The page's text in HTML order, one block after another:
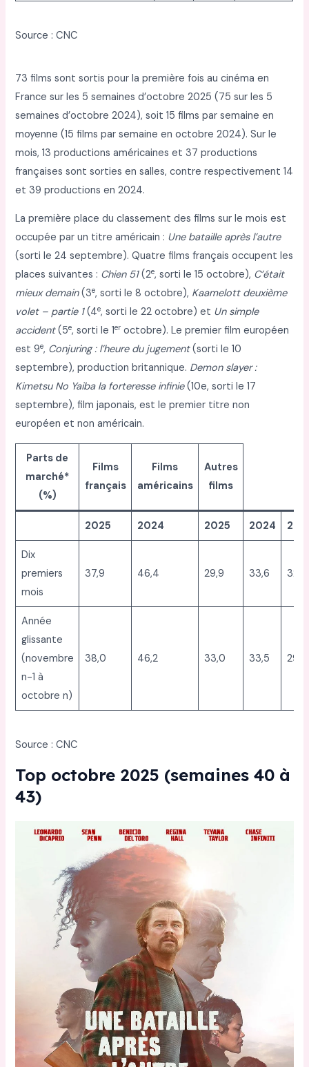
Source : CNC
73 films sont sortis pour la première fois au cinéma en
France sur les 5 semaines d’octobre 2025 (75 sur les 5
semaines d’octobre 2024), soit 15 films par semaine en
moyenne (15 films par semaine en octobre 2024). Sur le
mois, 13 productions américaines et 37 productions
françaises sont sorties en salles, contre respectivement 14
et 39 productions en 2024.
La première place du classement des films sur le mois est
occupée par un titre américain : Une bataille après l’autre
(sorti le 24 septembre). Quatre films français occupent les
places suivantes : Chien 51(2e, sorti le 15 octobre), C’était
mieux demain(3e, sorti le 8 octobre), Kaamelott deuxième
volet – partie 1(4e, sorti le 22 octobre) et Un simple
accident(5e, sorti le 1er octobre). Le premier film européen
est 9e, Conjuring : l’heure du jugement(sorti le 10
septembre), production britannique. Demon slayer :
Kimetsu No Yaiba la forteresse infinie(10e, sorti le 17
septembre), film japonais, est le premier titre non
européen et non américain.
Parts de
marché*
(%)
Films
français
Films
américains
Autres
films
2025 2024 2025 2024
Dix
premiers
mois
37,9 46,4 29,9 33,6 32,2
Année
glissante
(novembre
n-1 à
octobre n)
38,0 46,2 33,0 33,5 29,0
Source : CNC
Top octobre 2025 (semaines 40 à
43)